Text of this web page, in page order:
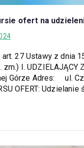
ofert na
27 Ustawy z dnia
I.
Górze Adres: ul.
OFERT: